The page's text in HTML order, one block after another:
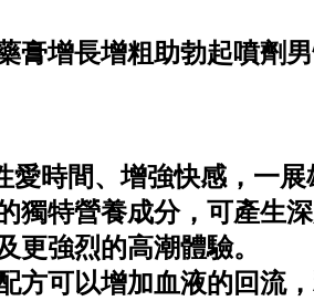
膏增長增粗助勃起噴劑
時間、增強快感，一展
獨特營養成分，可產生
更強烈的高潮體驗。
方可以增加血液的回流